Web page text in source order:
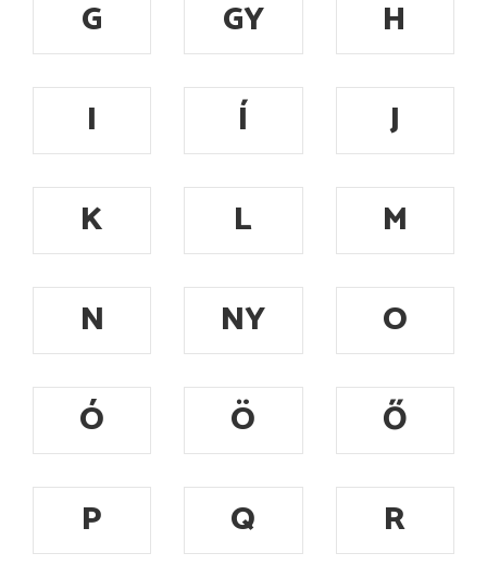
G GY
H
I
Í
J
K
L
M
N
NY
O
Ó
Ö
Ő
P
Q
R